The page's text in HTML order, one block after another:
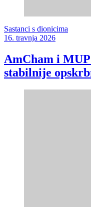
Sastanci s dionicima
16. travnja 2026
AmCham i
stabilnije